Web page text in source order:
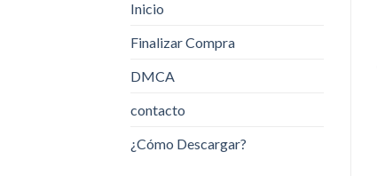
Inicio
Finalizar Compra
DMCA
contacto
¿Cómo Descargar?